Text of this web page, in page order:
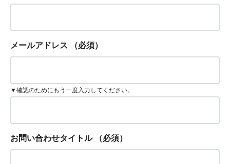
メールアドレス （必須）
▼確認のためにもう一度入力してください。
お問い合わせタイトル （必須）